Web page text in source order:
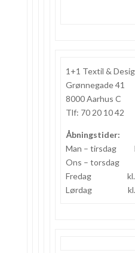
1+1 Textil &
Grønnegade 41
8000 Aarhus C
Tlf: 70 20 10 42
Åbningstider:
Man – tirsdag
Ons – torsdag
Fredag kl.
Lørdag kl.